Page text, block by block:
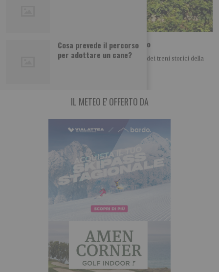
Cosa prevede il percorso
per adottare un cane?
Sui treni storici alla scoperta del territorio
Si arricchisce ulteriormente l’offerta commerciale dei treni storici della
IL METEO E' OFFERTO DA